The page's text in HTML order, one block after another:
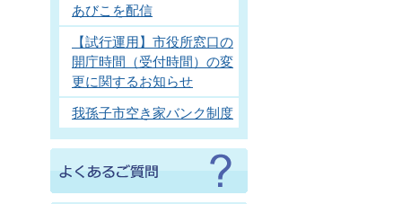
あびこを配信
【試行運用】市役所窓口の
開庁時間（受付時間）の変
更に関するお知らせ
我孫子市空き家バンク制度